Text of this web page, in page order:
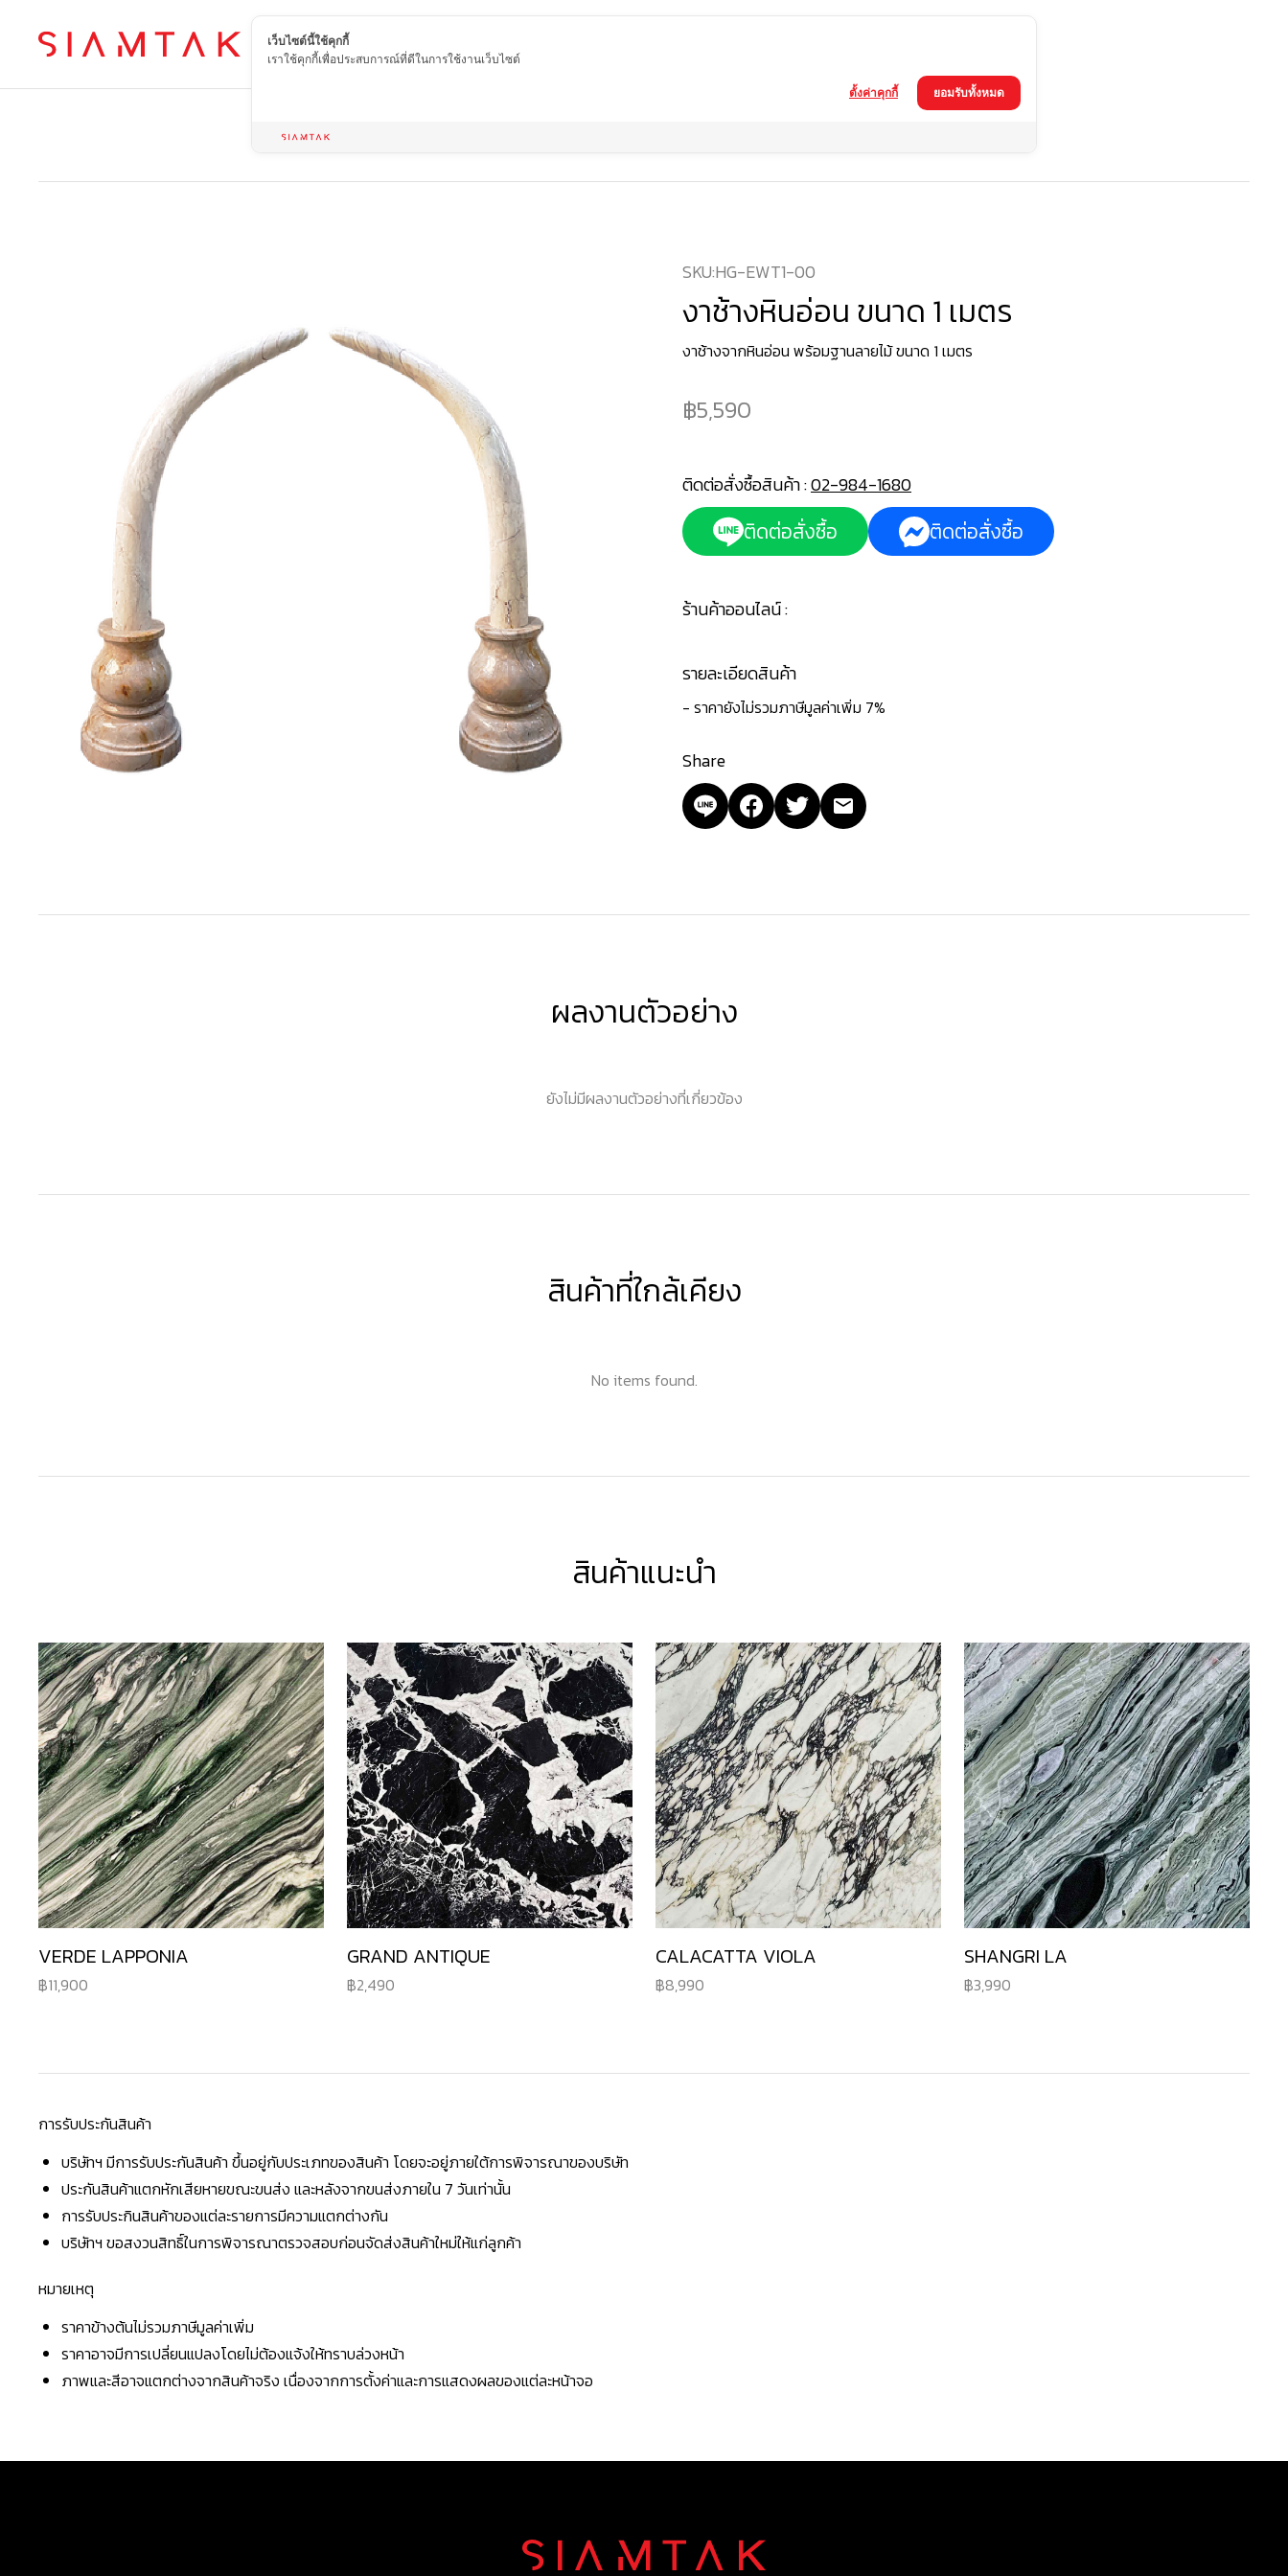
TH
SKU:HG-EWT1-00
งาช้างหินอ่อน ขนาด 1 เมตร
งาช้างจากหินอ่อน พร้อมฐานลายไม้ ขนาด 1 เมตร
5,590
ติดต่อสั่งซื้อสินค้า :02-984-1680
ติดต่อสั่งซื้อ ติดต่อสั่งซื้อ
ร้านค้าออนไลน์ :
รายละเอียดสินค้า
- ราคายังไม่รวมภาษีมูลค่าเพิ่ม 7%
Share
ผลงานตัวอย่าง
ยังไม่มีผลงานตัวอย่างที่เกี่ยวข้อง
สินค้าที่ใกล้เคียง
No items found.
สินค้าแนะนำ
VERDE LAPPONIA
11,900
GRAND ANTIQUE
2,490
CALACATTA VIOLA
8,990
SHANGRI LA
3,990
การรับประกันสินค้า
บริษัทฯ มีการรับประกันสินค้า ขึ้นอยู่กับประเภทของสินค้า โดยจะอยู่ภายใต้การพิจารณาของบริษัท
ประกันสินค้าแตกหักเสียหายขณะขนส่ง และหลังจากขนส่งภายใน 7 วันเท่านั้น
การรับประกินสินค้าของแต่ละรายการมีความแตกต่างกัน
บริษัทฯ ขอสงวนสิทธิ์ในการพิจารณาตรวจสอบก่อนจัดส่งสินค้าใหม่ให้แก่ลูกค้า
หมายเหตุ
ราคาข้างต้นไม่รวมภาษีมูลค่าเพิ่ม
ราคาอาจมีการเปลี่ยนแปลงโดยไม่ต้องแจ้งให้ทราบล่วงหน้า
ภาพและสีอาจแตกต่างจากสินค้าจริง เนื่องจากการตั้งค่าและการแสดงผลของแต่ละหน้าจอ
เว็บไซต์นี้ใช้คุกกี้
เราใช้คุกกี้เพื่อประสบการณ์ที่ดีในการใช้งานเว็บไซต์
ยอมรับทั้งหมด
ตั้งค่าคุกกี้